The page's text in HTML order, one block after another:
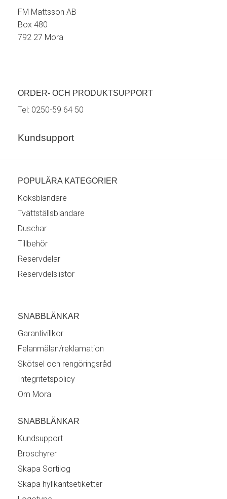
FM Mattsson AB
Box 480
792 27 Mora
ORDER- OCH PRODUKTSUPPORT
Tel: 0250-59 64 50
Kundsupport
POPULÄRA KATEGORIER
Köksblandare
Tvättställsblandare
Duschar
Tillbehör
Reservdelar
Reservdelslistor
SNABBLÄNKAR
Garantivillkor
Felanmälan/reklamation
Skötsel och rengöringsråd
Integritetspolicy
Om Mora
SNABBLÄNKAR
Kundsupport
Broschyrer
Skapa Sortilog
Skapa hyllkantsetiketter